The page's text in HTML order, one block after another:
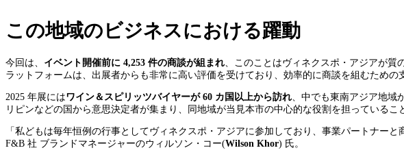
この地域のビジネスにおける躍動
今回は、 イベント開催前に 4,253 件の商談が組まれ 、このことはヴィネクスポ・アジアが
ラットフォームは、出展者からも非常に高い評価を受けており、効率的に商談を組むための
2025 年展にはワイン＆スピリッツバイヤーが 60 カ国以上から訪れ 、中でも東南アジア地
リピンなどの国から意思決定者が集まり、同地域が当見本市の中心的な役割を担っているこ
「私どもは毎年恒例の行事としてヴィネクスポ・アジアに参加しており、事業パートナー
F&B 社 ブランドマネージャーのウィルソン・コー(Wilson Khor) 氏。